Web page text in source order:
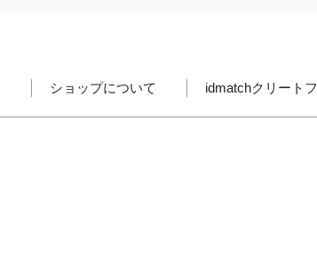
ショップについて idmatchクリート